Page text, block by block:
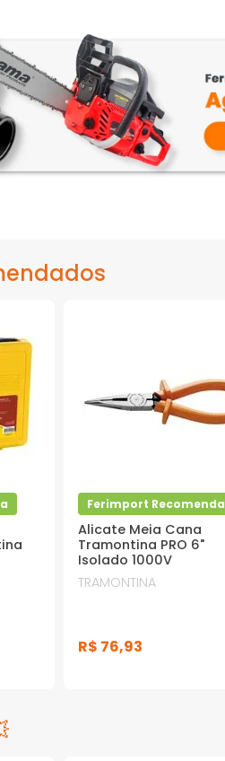
e
Ferimport Recomenda
Alicate Meia Cana
Tramontina PRO 6"
Isolado 1000V
TRAMONTINA
R$ 76,93